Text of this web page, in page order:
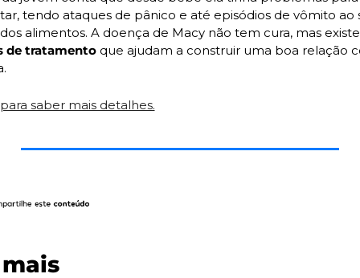
tendo ataques de pânico e até episódios de vômito ao
de tratamento que ajudam a construir uma boa relação
saber mais detalhes.